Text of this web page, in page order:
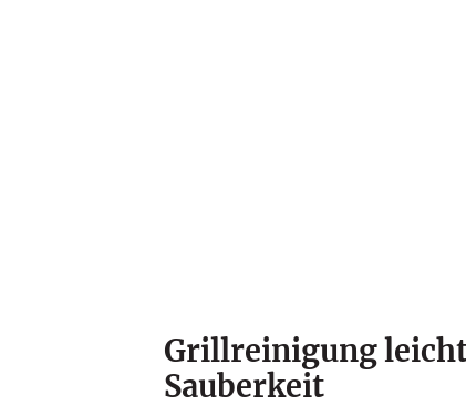
Grillreinigung
Sauberkeit